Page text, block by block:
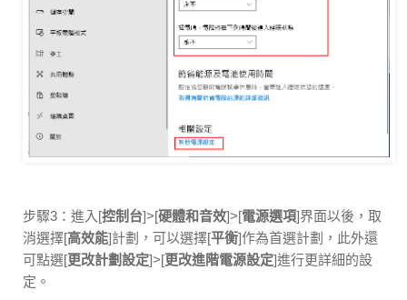
步驟3：進入[控制台]>[硬體和音效]>[電源選項]界面以後，取
消選擇[高效能]計劃，可以選擇[平衡]作為首選計劃，此外還
可點選[更改計劃設定]>[更改進階電源設定]進行更詳細的設
定。